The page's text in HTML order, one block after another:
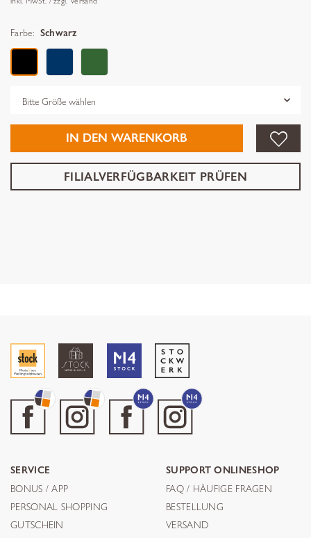
Farbe: Schwarz
IN DEN WARENKORB
FILIALVERFÜGBARKEIT PRÜFEN
SERVICE
BONUS / APP
PERSONAL SHOPPING
GUTSCHEIN
SUPPORT ONLINESHOP
FAQ / HÄUFIGE FRAGEN
BESTELLUNG
VERSAND